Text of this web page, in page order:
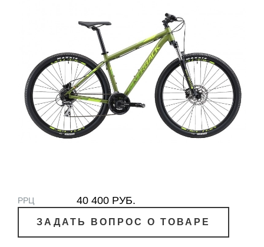
РРЦ 40 400 РУБ.
ЗАДАТЬ ВОПРОС О ТОВАРЕ